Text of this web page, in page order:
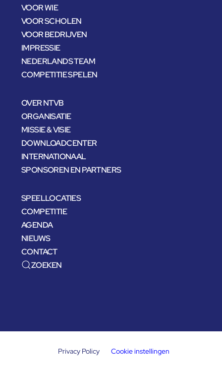
VOOR WIE
VOOR SCHOLEN
VOOR BEDRIJVEN
IMPRESSIE
NEDERLANDS TEAM
COMPETITIE SPELEN
OVER NTVB
ORGANISATIE
MISSIE & VISIE
DOWNLOADCENTER
INTERNATIONAAL
SPONSOREN EN PARTNERS
SPEELLOCATIES
COMPETITIE
AGENDA
NIEUWS
CONTACT
ZOEKEN
Privacy Policy Cookie instellingen